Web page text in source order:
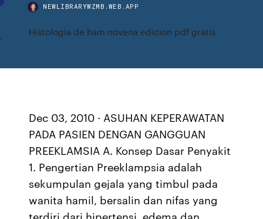
NEWLIBRARYWZMB.WEB.APP
Histologia de ham novena edicion pdf gratis
Dec 03, 2010 · ASUHAN KEPERAWATAN
PADA PASIEN DENGAN GANGGUAN
PREEKLAMSIA A. Konsep Dasar Penyakit
1. Pengertian Preeklampsia adalah
sekumpulan gejala yang timbul pada
wanita hamil, bersalin dan nifas yang
terdiri dari hipertensi, edema dan